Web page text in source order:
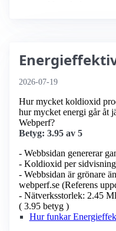
2026-07-19
Hur mycket koldioxid
hur mycket energi går åt
Webperf?
Betyg: 3.95 av 5
- Webbsidan genererar
- Koldioxid per
- Webbsidan är grönare
webperf.se (Referens
- Nätverksstorlek: 2.45
( 3.95 betyg )
Hur funkar